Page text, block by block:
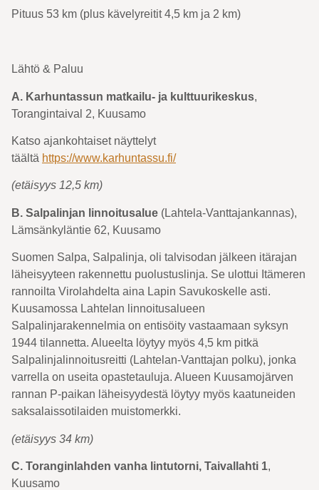
Pituus 53 km (plus kävelyreitit 4,5 km ja 2 km)
Lähtö & Paluu
A. Karhuntassun matkailu- ja kulttuurikeskus,
Torangintaival 2, Kuusamo
Katso ajankohtaiset näyttelyt
täältä https://www.karhuntassu.fi/
(etäisyys 12,5 km)
B. Salpalinjan linnoitusalue (Lahtela-Vanttajankannas),
Lämsänkyläntie 62, Kuusamo
Suomen Salpa, Salpalinja, oli talvisodan jälkeen itärajan
läheisyyteen rakennettu puolustuslinja. Se ulottui Itämeren
rannoilta Virolahdelta aina Lapin Savukoskelle asti.
Kuusamossa Lahtelan linnoitusalueen
Salpalinjarakennelmia on entisöity vastaamaan syksyn
1944 tilannetta. Alueelta löytyy myös 4,5 km pitkä
Salpalinjalinnoitusreitti (Lahtelan-Vanttajan polku), jonka
varrella on useita opastetauluja. Alueen Kuusamojärven
rannan P-paikan läheisyydestä löytyy myös kaatuneiden
saksalaissotilaiden muistomerkki.
(etäisyys 34 km)
C. Toranginlahden vanha lintutorni, Taivallahti 1,
Kuusamo